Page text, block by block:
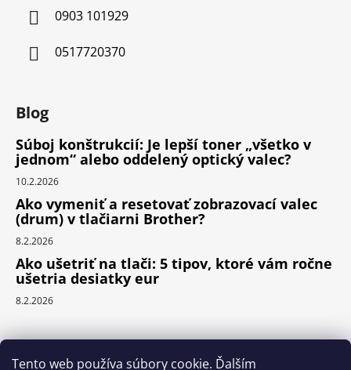
Tento web používa súbory cookie. Ďalším
0903 101929
0517720370
Blog
Súboj konštrukcií: Je lepší toner „všetko v
jednom“ alebo oddelený optický valec?
10.2.2026
Ako vymeniť a resetovať zobrazovací valec
(drum) v tlačiarni Brother?
8.2.2026
Ako ušetriť na tlači: 5 tipov, ktoré vám ročne
ušetria desiatky eur
8.2.2026
Prijímame online platby